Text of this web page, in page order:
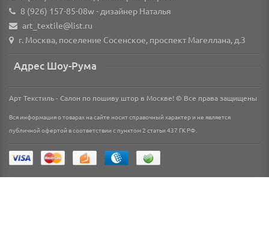
8 (926) 157-85-08w- дизайнер Наталья
art_textile@list.ru
г. Москва, поселение Сосенское, проспект Магеллана, д.3
Адрес Шоу-Рума
Арт Текстиль - Салон по пошиву штор в Москве! © Все права защищены
Вся информация о товарах на сайте носит справочный характер и не является
публичной офертой в соответствии с пунктом 2 статьи 437 ГК РФ.